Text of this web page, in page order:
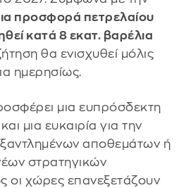
προσφορά πετρελαίου
κατά 8 εκατ. βαρέλια
θα ενισχυθεί μόλις
ημερησίως.
μια ευπρόσδεκτη
μια ευκαιρία για την
αποθεμάτων ή
στρατηγικών
οι χώρες επανεξετάζουν